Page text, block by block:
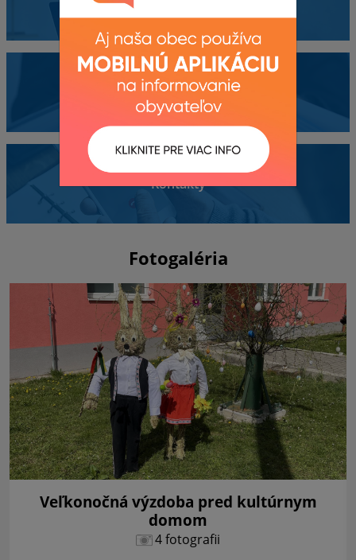
Dokumenty
Kontakty
Fotogaléria
Veľkonočná výzdoba pred kultúrnym
domom
4 fotografii